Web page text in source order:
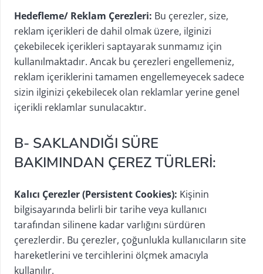
Hedefleme/ Reklam Çerezleri: Bu çerezler, size,
reklam içerikleri de dahil olmak üzere, ilginizi
çekebilecek içerikleri saptayarak sunmamız için
kullanılmaktadır. Ancak bu çerezleri engellemeniz,
reklam içeriklerini tamamen engellemeyecek sadece
sizin ilginizi çekebilecek olan reklamlar yerine genel
içerikli reklamlar sunulacaktır.
B- SAKLANDIĞI SÜRE
BAKIMINDAN ÇEREZ TÜRLERİ:
Kalıcı Çerezler (Persistent Cookies): Kişinin
bilgisayarında belirli bir tarihe veya kullanıcı
tarafından silinene kadar varlığını sürdüren
çerezlerdir. Bu çerezler, çoğunlukla kullanıcıların site
hareketlerini ve tercihlerini ölçmek amacıyla
kullanılır.